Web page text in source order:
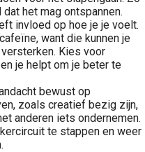
het mag ontspannen.
invloed op hoe je je voelt.
want die kunnen je
Kies voor
je helpt om je beter te
bewust op
zoals creatief bezig zijn,
anderen iets ondernemen.
te stappen en weer